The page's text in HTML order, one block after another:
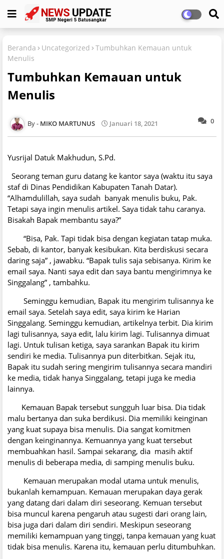
Beranda Uncategorized
Tumbuhkan Kemauan untuk
Menulis
Tumbuhkan Kemauan untuk
Menulis
0
MIKO MARTUNUS Januari 18, 2021
Yusrijal Datuk Makhudun, S.Pd.
Seorang teman guru datang ke kantor saya (waktu itu saya
staf di Dinas Pendidikan Kabupaten Tanah Datar).
“Alhamdulillah, saya sudah banyak menulis buku, Pak.
Tetapi saya ingin menulis artikel. Saya tidak tahu caranya.
Bisakah Bapak membantu saya?”
“Bisa, Pak. Tapi tidak bisa dengan kegiatan tatap muka.
Sebab, di kantor, banyak kesibukan. Kita berdiskusi secara
daring saja” , jawabku. “Bapak tulis saja sebisanya. Kirim ke
email saya. Nanti saya edit dan saya bantu mengirimnya ke
Singgalang” , tambahku.
Seminggu kemudian, Bapak itu mengirim tulisannya ke
email saya. Setelah saya edit, saya kirim ke Harian
Singgalang. Seminggu kemudian, artikelnya terbit. Dia kirim
lagi tulisannya, saya edit, lalu kirim lagi. Tulisannya dimuat
lagi. Untuk tulisan ketiga, saya sarankan Bapak itu kirim
sendiri ke media. Tulisannya pun diterbitkan. Sejak itu,
Bapak itu sudah sering mengirim tulisannya secara mandiri
ke media, tidak hanya Singgalang, tetapi juga ke media
lainnya.
Kemauan Bapak tersebut sungguh luar bisa. Dia tidak
malu bertanya dan suka berdikusi. Dia memiliki keinginan
yang kuat supaya bisa menulis. Dia sangat komitmen
dengan keinginannya. Kemuannya yang kuat tersebut
membuahkan hasil. Sampai sekarang, dia masih aktif
menulis di beberapa media, di samping menulis buku.
Kemauan merupakan modal utama untuk menulis,
bukanlah kemampuan. Kemauan merupakan daya gerak
yang datang dari dalam diri seseorang. Kemuan tersebut
bisa muncul karena pengaruh atau sugesti dari orang lain,
bisa juga dari dalam diri sendiri. Meskipun seseorang
memiliki kemampuan yang tinggi, tanpa kemauan yang kuat
tidak bisa menulis. Karena itu, kemauan perlu ditumbuhkan.